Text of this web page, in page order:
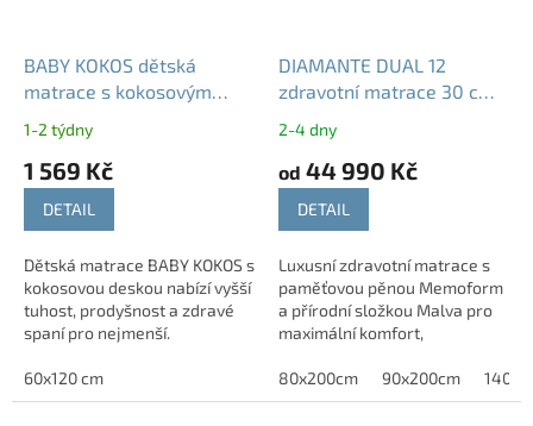
BABY KOKOS dětská
matrace s kokosovým
1-2 týdny
1 569 Kč
DETAIL
Dětská matrace BABY KOKOS s
kokosovou deskou nabízí vyšší
tuhost, prodyšnost a zdravé
spaní pro nejmenší.
60x120 cm
DIAMANTE DUAL 12
zdravotní matrace 30 cm
Memoform Malva
2-4 dny
od 44 990 Kč
DETAIL
Luxusní zdravotní matrace s
paměťovou pěnou Memoform
a přírodní složkou Malva pro
maximální komfort,
80x200cm
90x200cm